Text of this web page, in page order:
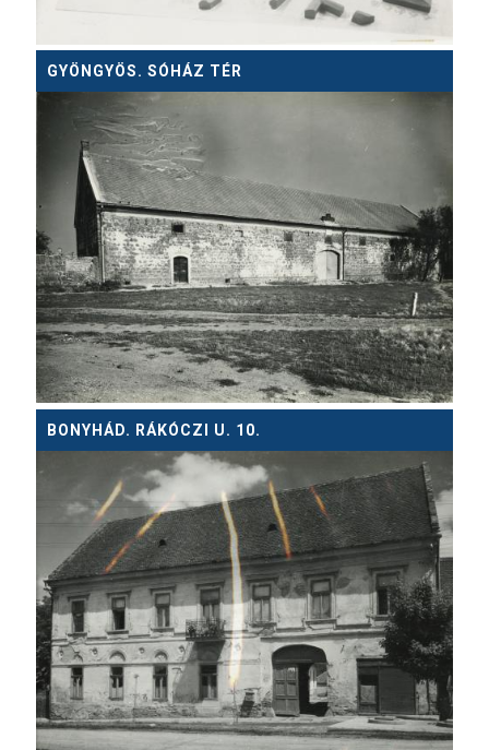
GYÖNGYÖS. SÓHÁZ TÉR
BONYHÁD. RÁKÓCZI U. 10.